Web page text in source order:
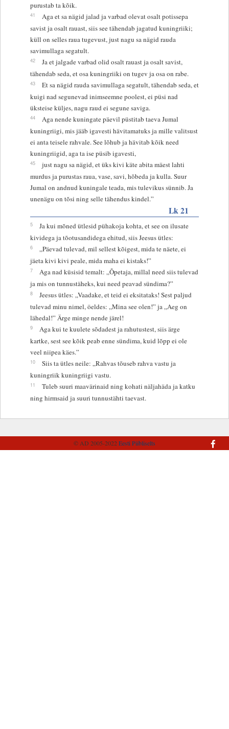
purustab ta kõik.
41
Aga et sa nägid jalad ja varbad olevat osalt potissepa
savist ja osalt rauast, siis see tähendab jagatud kuningriiki;
küll on selles raua tugevust, just nagu sa nägid rauda
savimullaga segatult.
42
Ja et jalgade varbad olid osalt rauast ja osalt savist,
tähendab seda, et osa kuningriiki on tugev ja osa on rabe.
43
Et sa nägid rauda savimullaga segatult, tähendab seda, et
kuigi nad segunevad inimseemne poolest, ei püsi nad
üksteise küljes, nagu raud ei segune saviga.
44
Aga nende kuningate päevil püstitab taeva Jumal
kuningriigi, mis jääb igavesti hävitamatuks ja mille valitsust
ei anta teisele rahvale. See lõhub ja hävitab kõik need
kuningriigid, aga ta ise püsib igavesti,
45
just nagu sa nägid, et üks kivi käte abita mäest lahti
murdus ja purustas raua, vase, savi, hõbeda ja kulla. Suur
Jumal on andnud kuningale teada, mis tulevikus sünnib. Ja
unenägu on tõsi ning selle tähendus kindel.”
Lk 21
5
Ja kui mõned ütlesid pühakoja kohta, et see on ilusate
kividega ja tõotusandidega ehitud, siis Jeesus ütles:
6
„Päevad tulevad, mil sellest kõigest, mida te näete, ei
jäeta kivi kivi peale, mida maha ei kistaks!”
7
Aga nad küsisid temalt: „Õpetaja, millal need siis tulevad
ja mis on tunnustäheks, kui need peavad sündima?”
8
Jeesus ütles: „Vaadake, et teid ei eksitataks! Sest paljud
tulevad minu nimel, öeldes: „Mina see olen!” ja „Aeg on
lähedal!” Ärge minge nende järel!
9
Aga kui te kuulete sõdadest ja rahutustest, siis ärge
kartke, sest see kõik peab enne sündima, kuid lõpp ei ole
veel niipea käes.”
10
Siis ta ütles neile: „Rahvas tõuseb rahva vastu ja
kuningriik kuningriigi vastu.
11
Tuleb suuri maavärinaid ning kohati näljahäda ja katku
ning hirmsaid ja suuri tunnustähti taevast.
© AD 2005-2022Eesti Piibliselts